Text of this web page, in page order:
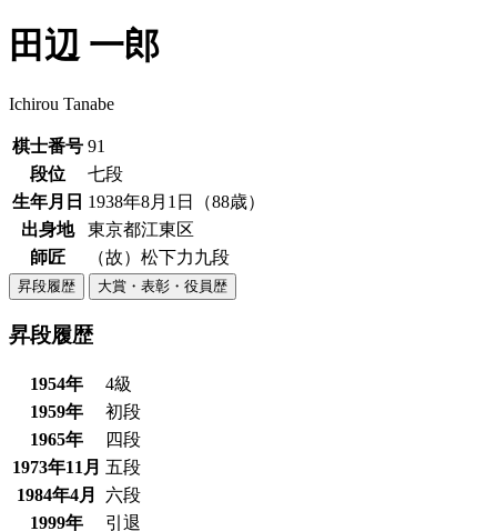
田辺 一郎
Ichirou Tanabe
棋士番号 91
段位
七段
生年月日 1938年8月1日（88歳）
出身地
東京都江東区
師匠
（故）松下力九段
昇段履歴 大賞・表彰・役員歴
昇段履歴
1954年
4級
1959年
初段
1965年
四段
1973年11月 五段
1984年4月
六段
1999年
引退